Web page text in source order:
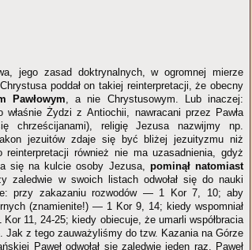
jego zasad doktrynalnych, w ogromnej mierze
poddał on takiej reinterpretacji, że obecny
Pawłowym, a nie Chrystusowym. Lub inaczej:
Żydzi z Antiochii, nawracani przez Pawła
chrześcijanami), religię Jezusa nazwijmy np.
jezuitów zdaje się być bliżej jezuityzmu niż
reinterpretacji również nie ma uzasadnienia, gdyż
się na kulcie osoby Jezusa, pominął natomiast
zaledwie w swoich listach odwołał się do nauki
przy zakazaniu rozwodów — 1 Kor 7, 10; aby
(znamienite!) — 1 Kor 9, 14; kiedy wspomniał
11, 24-25; kiedy obiecuje, że umarli współbracia
z tego zauważyliśmy do tzw. Kazania na Górze
Paweł odwołał się zaledwie jeden raz. Paweł